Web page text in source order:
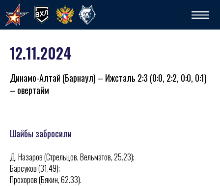
12.11.2024
Динамо-Алтай (Барнаул) – Ижсталь 2:3 (0:0, 2:2, 0:0, 0:1)
– овертайм
Шайбы забросили
Д. Назаров (Стрельцов, Вельматов, 25.23);
Барсуков (31.49);
Прохоров (Бякин, 62.33).